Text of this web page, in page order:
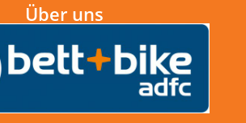
Über uns
Unternehmen & Stiftung
Karriere & Jobs